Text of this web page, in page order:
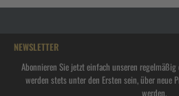
NEWSLETTER
Abonnieren Sie jetzt einfach unseren
werden stets unter den Ersten sein, über neue
werden.